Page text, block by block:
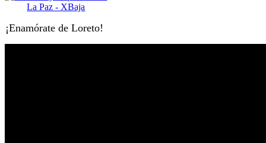
¡Enamórate de Loreto!